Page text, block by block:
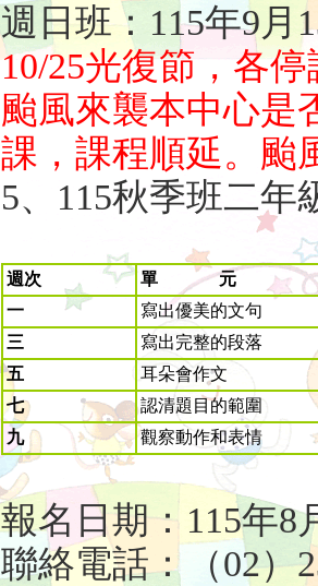
週日班：115年9月
10/25光復節，各
颱風來襲本中心是
課，課程順延。颱
5、115秋季班二年
週次
單 元
一
寫出優美的文句
三
寫出完整的段落
五
耳朵會作文
七
認清題目的範圍
九
觀察動作和表情
報名日期：115年8
聯絡電話：（02）